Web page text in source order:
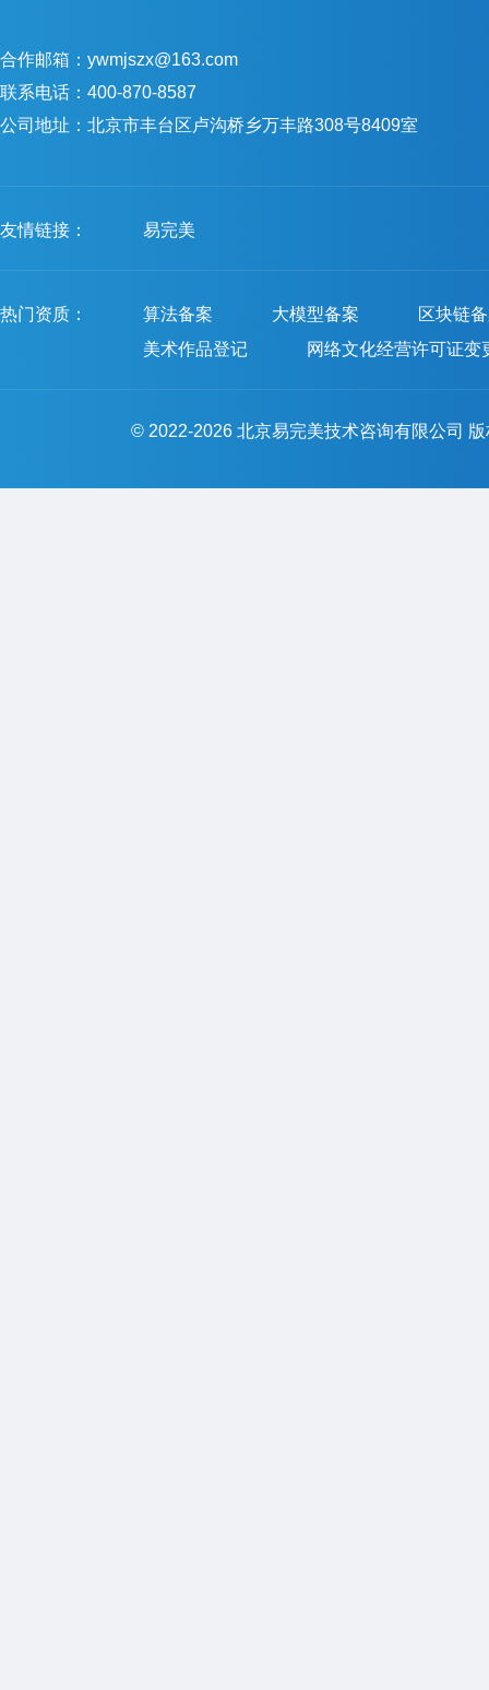
合作邮箱：ywmjszx@163.com
联系电话：400-870-8587
公司地址：北京市丰台区卢沟桥乡万丰路308号8409室
友情链接： 易完美
热门资质： 算法备案 大模型备案
区块链
美术作品登记
网络文化经营许可证变
© 2022-2026 北京易完美技术咨询有限公司 版